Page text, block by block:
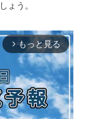
ょう。
arrow_forward_ios もっと見る